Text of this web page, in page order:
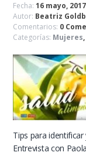
Fecha:16 mayo, 2017
Autor: Beatriz
Comentarios: 0
Categorías: Mujeres,
Tips para
Entrevista con